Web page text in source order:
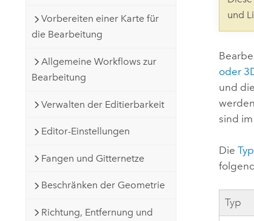
Developer-Technologie
Erstellen Sie Anwendungen für
räumliche Analyse
Alle Produkte
Natürliche Ressourcen
Alle Branchen
Vorbereiten einer Karte für
die Bearbeitung
Allgemeine Workflows zur
Bearbeitung
Verwalten der Editierbarkeit
Editor-Einstellungen
Fangen und Gitternetze
Beschränken der Geometrie
Richtung, Entfernung und
und
oder
und
sind
Die
Typ